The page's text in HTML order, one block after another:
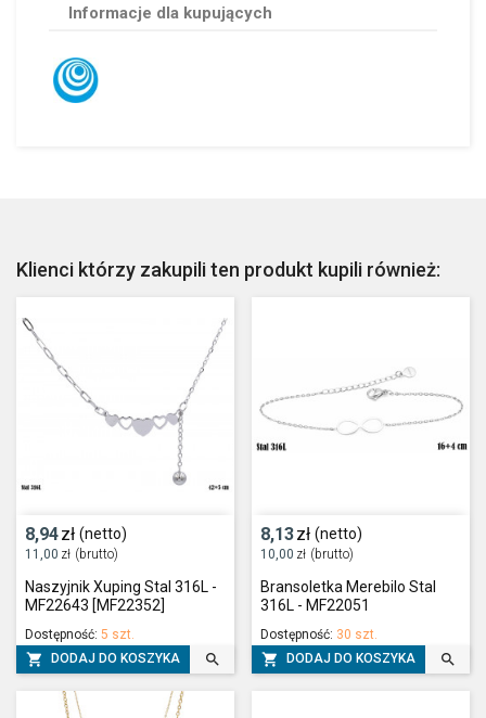
Informacje dla kupujących
Klienci którzy zakupili ten produkt kupili również:
8,94zł (netto)
11,00 zł (brutto)
Naszyjnik Xuping Stal 316L -
MF22643 [MF22352]
Dostępność: 5 szt.
 DODAJ DO KOSZYKA 
8,13zł (netto)
10,00 zł (brutto)
Bransoletka Merebilo Stal
316L - MF22051
Dostępność: 30 szt.
 DODAJ DO KOSZYKA 